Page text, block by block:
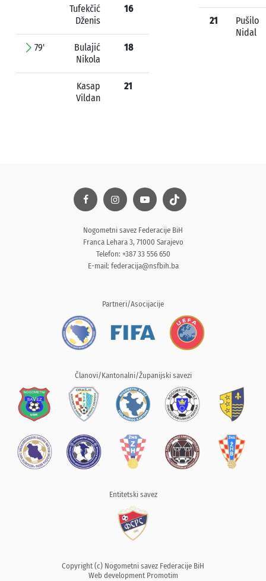
Tufekčić
Dženis
16
79'
Bulajić
Nikola
18
Kasap
Vildan
21
21
Pušilo
Nidal
Nogometni savez Federacije BiH
Franca Lehara 3, 71000 Sarajevo
Telefon: +387 33 556 650
E-mail: federacija@nsfbih.ba
Partneri/Asocijacije
Članovi/Kantonalni/Županijski savezi
Entitetski savez
Copyright (c) Nogometni savez Federacije BiH
Web development Promotim